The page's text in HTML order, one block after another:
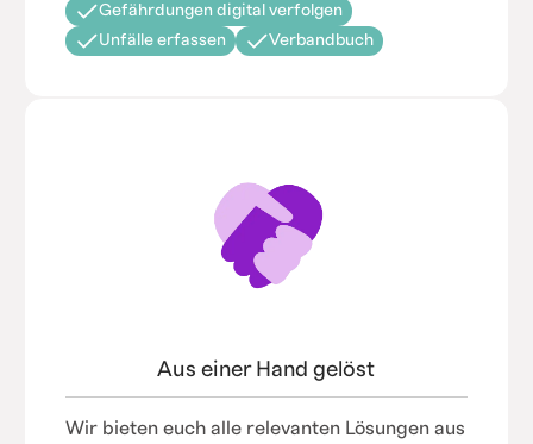
Gefährdungen digital verfolgen
Unfälle erfassen
Verbandbuch
Aus einer Hand gelöst
Wir bieten euch alle relevanten Lösungen aus